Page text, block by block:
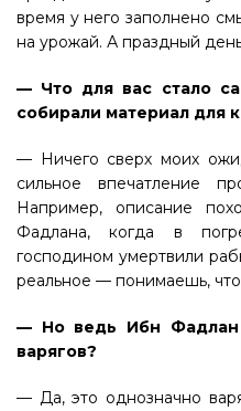
время у него заполнено
на урожай. А праздный
— Что для вас стало
собирали материал для
— Ничего сверх моих
сильное впечатление
Например, описание
Фадлана, когда в
господином умертвили
реальное — понимаешь,
— Но ведь Ибн Фадлан
варягов?
— Да, это однозначно